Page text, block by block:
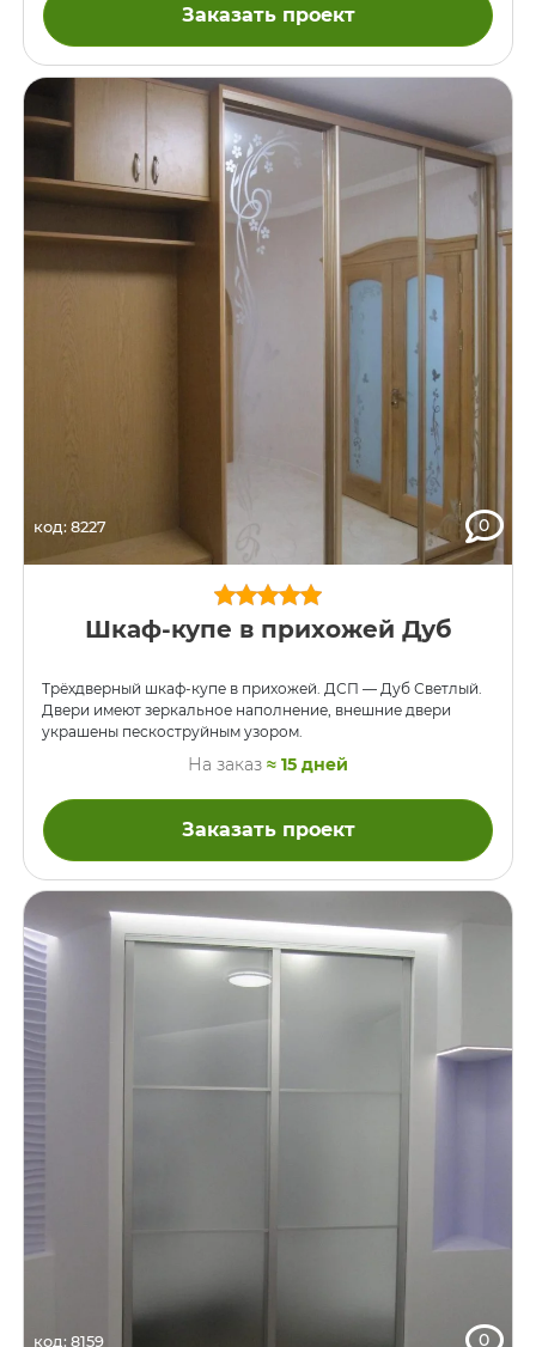
Заказать проект
код: 8227 0
Шкаф-купе в прихожей Дуб
Трёхдверный шкаф-купе в прихожей. ДСП — Дуб Светлый.
Двери имеют зеркальное наполнение, внешние двери
украшены пескоструйным узором.
На заказ ≈ 15 дней
Заказать проект
код: 8159 0